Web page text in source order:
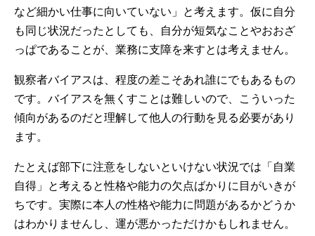
など細かい仕事に向いていない」と考えます。仮に自分
も同じ状況だったとしても、自分が短気なことやおおざ
っぱであることが、業務に支障を来すとは考えません。
観察者バイアスは、程度の差こそあれ誰にでもあるもの
です。バイアスを無くすことは難しいので、こういった
傾向があるのだと理解して他人の行動を見る必要があり
ます。
たとえば部下に注意をしないといけない状況では「自業
自得」と考えると性格や能力の欠点ばかりに目がいきが
ちです。実際に本人の性格や能力に問題があるかどうか
はわかりませんし、運が悪かっただけかもしれません。